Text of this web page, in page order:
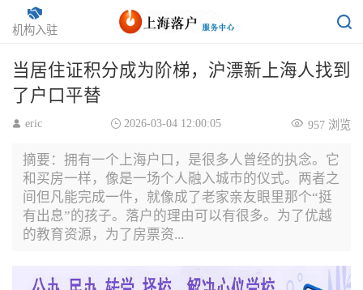
返回 居转户
机构入驻
当居住证积分成为阶梯，沪漂新上海人找到
了户口平替
eric 2026-03-04 12:00:05 957 浏览
摘要：拥有一个上海户口，是很多人曾经的执念。它
和买房一样，像是一场个人融入城市的仪式。两者之
间但凡能完成一件，就像成了老家亲友眼里那个“挺
有出息”的孩子。落户的理由可以有很多。为了优越
的教育资源，为了房票资...